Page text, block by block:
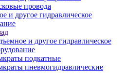
провода
и другое гидравлическое
и другое гидравлическое
подкатные
пневмогидравлические